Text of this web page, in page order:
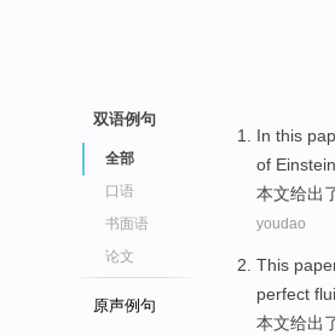
双语例句
全部
口语
书面语
论文
原声例句
In this
of
本文给出
youdao
This
perfect
本文给出